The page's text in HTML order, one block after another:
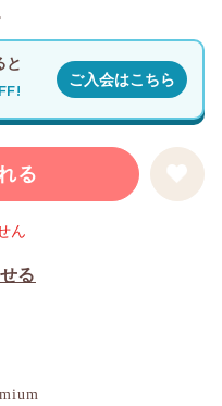
る
る
ん
と
ご入会はこちら